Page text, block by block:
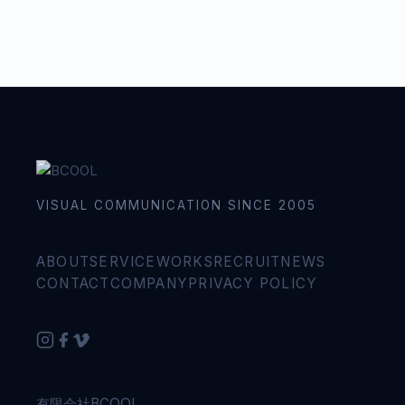
VISUAL COMMUNICATION SINCE 2005
ABOUTSERVICEWORKS RECRUIT NEWS
CONTACT COMPANY PRIVACY POLICY